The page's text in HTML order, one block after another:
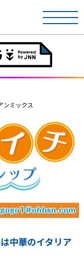
ンミックス
中華のイタリア